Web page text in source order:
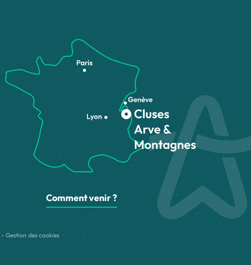
Comment venir ?
- Gestion des cookies